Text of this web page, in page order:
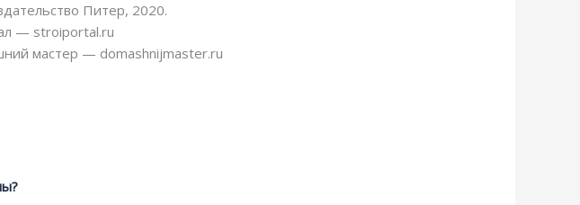
Питер, 2020.
— stroiportal.ru
мастер — domashnijmaster.ru